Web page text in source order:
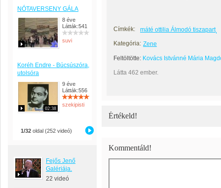
NÓTAVERSENY GÁLA
8 éve
Látták:541
suvi
Koréh Endre - Búcsúszóra,
utolsóra
02:38
9 éve
Látták:556
szekipisti
1/32 oldal (252 videó)
Fejős Jenő
Galériája.
22 videó
Címkék:
máté ottilia Álmodó tiszapart
Kategória: Zene
Feltöltötte: Kovács Istvánné Mária
Látta 462 ember.
Értékeld!
Kommentáld!